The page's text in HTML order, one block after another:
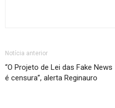
Notícia anterior
“O Projeto de Lei das Fake News
é censura”, alerta Reginauro